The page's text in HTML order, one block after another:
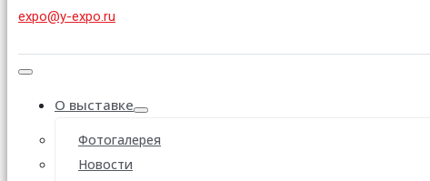
expo@y-expo.ru
О выставке
Фотогалерея
Новости